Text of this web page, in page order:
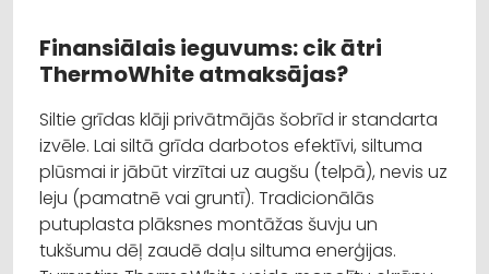
Finansiālais ieguvums: cik ātri
ThermoWhite atmaksājas?
Siltie grīdas klāji privātmājās šobrīd ir standarta
izvēle. Lai siltā grīda darbotos efektīvi, siltuma
plūsmai ir jābūt virzītai uz augšu (telpā), nevis uz
leju (pamatnē vai gruntī). Tradicionālās
putuplasta plāksnes montāžas šuvju un
tukšumu dēļ zaudē daļu siltuma enerģijas.